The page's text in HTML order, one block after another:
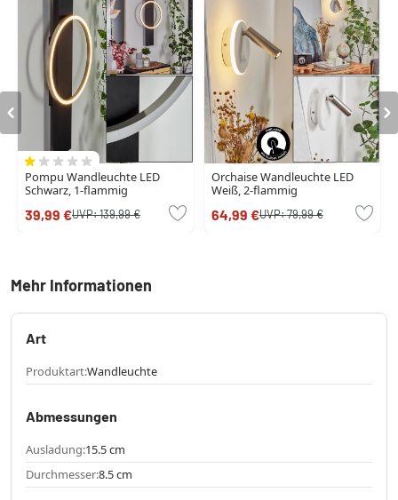
Pompu Wandleuchte LED
Schwarz, 1-flammig
39,99 €UVP:139,99 €
Orchaise Wandleuchte LED
Weiß, 2-flammig
64,99 €UVP:79,99 €
Mehr Informationen
Art
Produktart:Wandleuchte
Abmessungen
Ausladung:15.5 cm
Durchmesser:8.5 cm